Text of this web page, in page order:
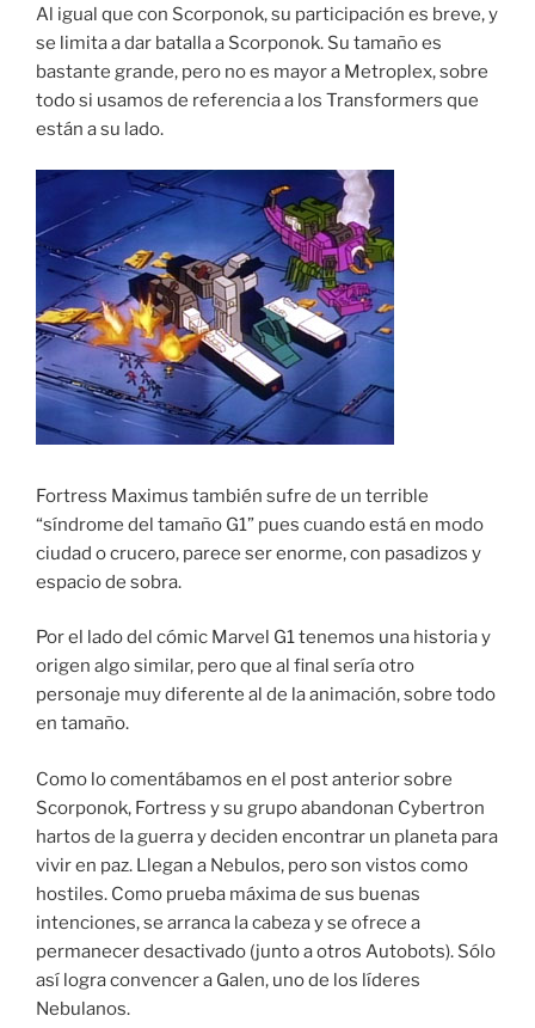
Al igual que con Scorponok, su participación es breve, y
se limita a dar batalla a Scorponok. Su tamaño es
bastante grande, pero no es mayor a Metroplex, sobre
todo si usamos de referencia a los Transformers que
están a su lado.
Fortress Maximus también sufre de un terrible
“síndrome del tamaño G1” pues cuando está en modo
ciudad o crucero, parece ser enorme, con pasadizos y
espacio de sobra.
Por el lado del cómic Marvel G1 tenemos una historia y
origen algo similar, pero que al final sería otro
personaje muy diferente al de la animación, sobre todo
en tamaño.
Como lo comentábamos en el post anterior sobre
Scorponok, Fortress y su grupo abandonan Cybertron
hartos de la guerra y deciden encontrar un planeta para
vivir en paz. Llegan a Nebulos, pero son vistos como
hostiles. Como prueba máxima de sus buenas
intenciones, se arranca la cabeza y se ofrece a
permanecer desactivado (junto a otros Autobots). Sólo
así logra convencer a Galen, uno de los líderes
Nebulanos.